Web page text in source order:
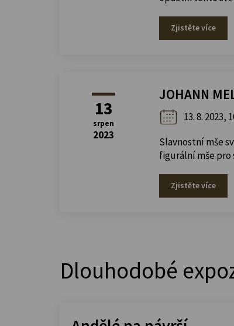
Zjistěte více
13
srpen
2023
JOHANN
13. 8. 2023,
Slavnostní mše
figurální mše pro
Zjistěte více
Dlouhodobé